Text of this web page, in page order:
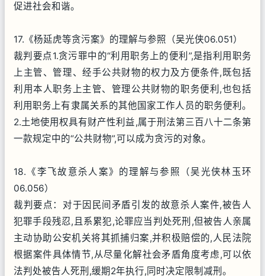
促进社会和谐。
17.《杨延虎等贪污案》的理解与参照（吴光侠06.051）
裁判要点1.贪污罪中的“利用职务上的便利”,是指利用职务
上主管、管理、经手公共财物的权力及方便条件,既包括
利用本人职务上主管、管理公共财物的职务便利,也包括
利用职务上有隶属关系的其他国家工作人员的职务便利。
2.土地使用权具有财产性利益,属于刑法第三百八十二条第
一款规定中的“公共财物”,可以成为贪污的对象。
18.《李飞故意杀人案》的理解与参照（吴光侠林玉环
06.056）
裁判要点：对于因民间矛盾引发的故意杀人案件,被告人
犯罪手段残忍,且系累犯,论罪应当判处死刑,但被告人亲属
主动协助公安机关将其抓捕归案,并积极赔偿的,人民法院
根据案件具体情节,从尽量化解社会矛盾角度考虑,可以依
法判处被告人死刑,缓期2年执行,同时决定限制减刑。